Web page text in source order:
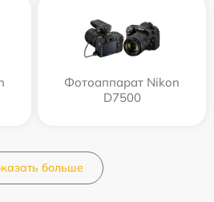
Фотоаппарат Nikon
D7500
больше